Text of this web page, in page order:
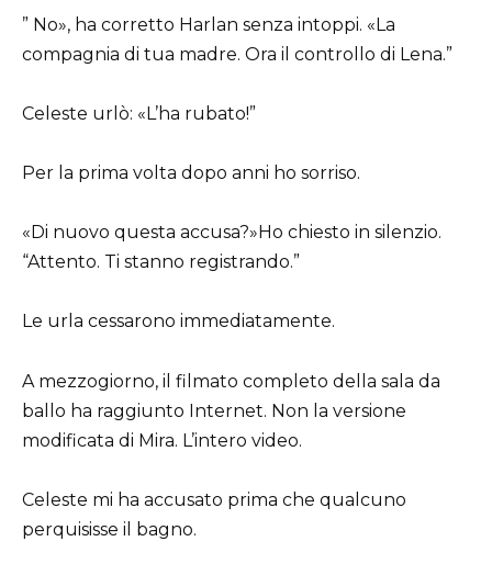
” No», ha corretto Harlan senza intoppi. «La
compagnia di tua madre. Ora il controllo di Lena.”
Celeste urlò: «L’ha rubato!”
Per la prima volta dopo anni ho sorriso.
«Di nuovo questa accusa?»Ho chiesto in silenzio.
“Attento. Ti stanno registrando.”
Le urla cessarono immediatamente.
A mezzogiorno, il filmato completo della sala da
ballo ha raggiunto Internet. Non la versione
modificata di Mira. L’intero video.
Celeste mi ha accusato prima che qualcuno
perquisisse il bagno.